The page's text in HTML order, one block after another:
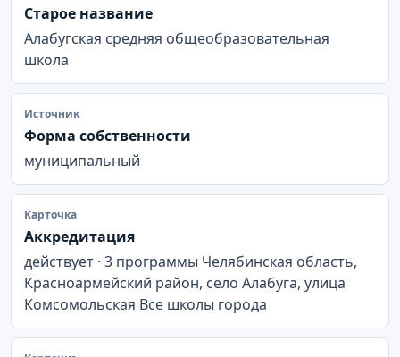
Старое название
Алабугская средняя общеобразовательная
школа
Источник
Форма собственности
муниципальный
Карточка
Аккредитация
действует · 3 программы Челябинская область,
Красноармейский район, село Алабуга, улица
Комсомольская Все школы города